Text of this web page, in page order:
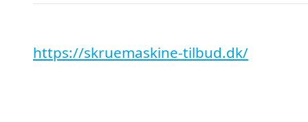
https://skruemaskine-tilbud.dk/